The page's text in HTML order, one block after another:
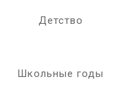
Детство
Школьные годы